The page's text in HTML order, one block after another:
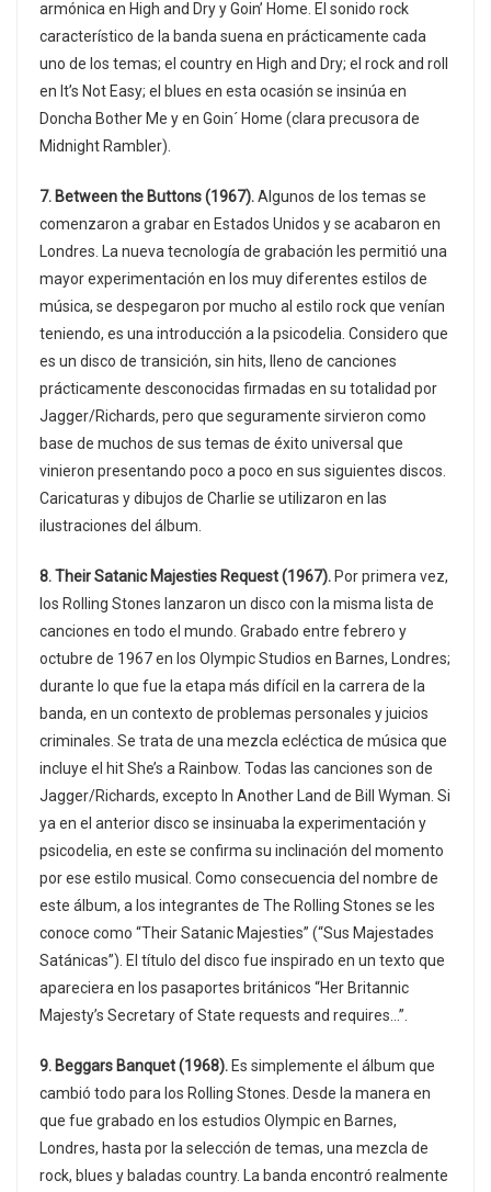
armónica en High and Dry y Goin’ Home. El sonido rock
característico de la banda suena en prácticamente cada
uno de los temas; el country en High and Dry; el rock and roll
en It’s Not Easy; el blues en esta ocasión se insinúa en
Doncha Bother Me y en Goin´ Home (clara precusora de
Midnight Rambler).
7. Between the Buttons (1967).Algunos de los temas se
comenzaron a grabar en Estados Unidos y se acabaron en
Londres. La nueva tecnología de grabación les permitió una
mayor experimentación en los muy diferentes estilos de
música, se despegaron por mucho al estilo rock que venían
teniendo, es una introducción a la psicodelia. Considero que
es un disco de transición, sin hits, lleno de canciones
prácticamente desconocidas firmadas en su totalidad por
Jagger/Richards, pero que seguramente sirvieron como
base de muchos de sus temas de éxito universal que
vinieron presentando poco a poco en sus siguientes discos.
Caricaturas y dibujos de Charlie se utilizaron en las
ilustraciones del álbum.
8. Their Satanic Majesties Request (1967). Por primera vez,
los Rolling Stones lanzaron un disco con la misma lista de
canciones en todo el mundo. Grabado entre febrero y
octubre de 1967 en los Olympic Studios en Barnes, Londres;
durante lo que fue la etapa más difícil en la carrera de la
banda, en un contexto de problemas personales y juicios
criminales. Se trata de una mezcla ecléctica de música que
incluye el hit She’s a Rainbow. Todas las canciones son de
Jagger/Richards, excepto In Another Land de Bill Wyman. Si
ya en el anterior disco se insinuaba la experimentación y
psicodelia, en este se confirma su inclinación del momento
por ese estilo musical. Como consecuencia del nombre de
este álbum, a los integrantes de The Rolling Stones se les
conoce como “Their Satanic Majesties” (“Sus Majestades
Satánicas”). El título del disco fue inspirado en un texto que
apareciera en los pasaportes británicos “Her Britannic
Majesty’s Secretary of State requests and requires…”.
9. Beggars Banquet (1968). Es simplemente el álbum que
cambió todo para los Rolling Stones. Desde la manera en
que fue grabado en los estudios Olympic en Barnes,
Londres, hasta por la selección de temas, una mezcla de
rock, blues y baladas country. La banda encontró realmente